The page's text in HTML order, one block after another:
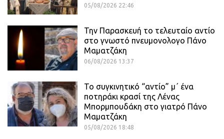
05/08/2026 22:46
Την Παρασκευή το τελευταίο αντίο
στο γνωστό πνευμονολογο Πάνο
Μαματζάκη
06/08/2026 13:37
Το συγκινητικό “αντίο” μ΄ ένα
ποτηράκι κρασί της Λένας
Μπορμπουδάκη στο γιατρό Πάνο
Μαματζάκη
05/08/2026 18:48